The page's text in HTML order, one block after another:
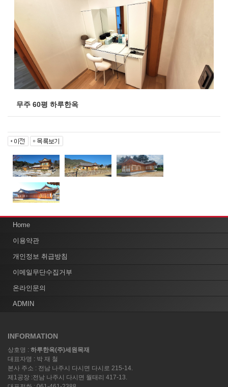
무주 60평 하루한옥
Home
이용약관
개인정보 취급방침
이메일무단수집거부
온라인문의
ADMIN
INFORMATION
상호명 : 하루한옥(주)세원목재
대표자명 : 박 재 철
본사 주소 : 전남 나주시 다시면 다시로 215-14.
제1공장 :전남 나주시 다시면 월태리 417-13.